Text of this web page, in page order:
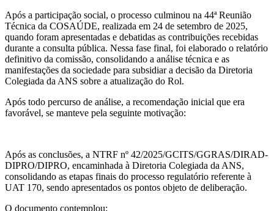
Após a participação social, o processo culminou na 44ª Reunião
Técnica da COSAÚDE, realizada em 24 de setembro de 2025,
quando foram apresentadas e debatidas as contribuições recebidas
durante a consulta pública. Nessa fase final, foi elaborado o relatório
definitivo da comissão, consolidando a análise técnica e as
manifestações da sociedade para subsidiar a decisão da Diretoria
Colegiada da ANS sobre a atualização do Rol.
Após todo percurso de análise, a recomendação inicial que era
favorável, se manteve pela seguinte motivação:
Após as conclusões, a NTRF nº 42/2025/GCITS/GGRAS/DIRAD-
DIPRO/DIPRO, encaminhada à Diretoria Colegiada da ANS,
consolidando as etapas finais do processo regulatório referente à
UAT 170, sendo apresentados os pontos objeto de deliberação.
O documento contemplou: